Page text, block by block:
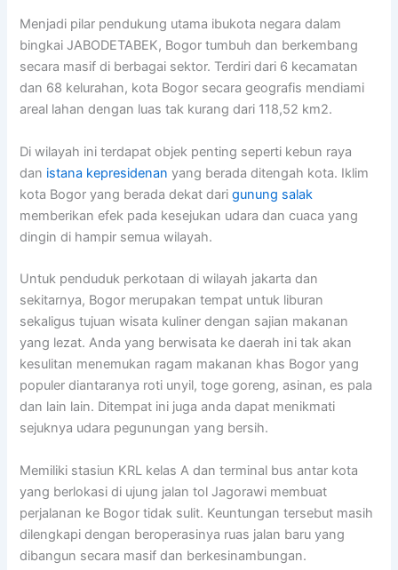
Menjadi pilar pendukung utama ibukota negara dalam
bingkai JABODETABEK, Bogor tumbuh dan berkembang
secara masif di berbagai sektor. Terdiri dari 6 kecamatan
dan 68 kelurahan, kota Bogor secara geografis mendiami
areal lahan dengan luas tak kurang dari 118,52 km2.
Di wilayah ini terdapat objek penting seperti kebun raya
dan istana kepresidenan yang berada ditengah kota. Iklim
kota Bogor yang berada dekat darigunung salak
memberikan efek pada kesejukan udara dan cuaca yang
dingin di hampir semua wilayah.
Untuk penduduk perkotaan di wilayah jakarta dan
sekitarnya, Bogor merupakan tempat untuk liburan
sekaligus tujuan wisata kuliner dengan sajian makanan
yang lezat. Anda yang berwisata ke daerah ini tak akan
kesulitan menemukan ragam makanan khas Bogor yang
populer diantaranya roti unyil, toge goreng, asinan, es pala
dan lain lain. Ditempat ini juga anda dapat menikmati
sejuknya udara pegunungan yang bersih.
Memiliki stasiun KRL kelas A dan terminal bus antar kota
yang berlokasi di ujung jalan tol Jagorawi membuat
perjalanan ke Bogor tidak sulit. Keuntungan tersebut masih
dilengkapi dengan beroperasinya ruas jalan baru yang
dibangun secara masif dan berkesinambungan.